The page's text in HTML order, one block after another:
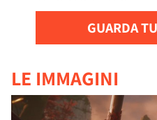
GUARDA
LE IMMAGINI